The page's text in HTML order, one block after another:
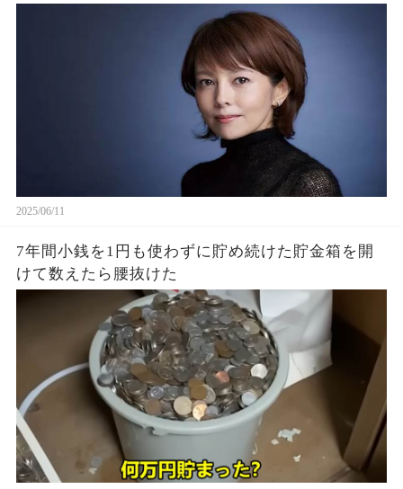
2025/06/11
7年間小銭を1円も使わずに貯め続けた貯金箱を開
けて数えたら腰抜けた